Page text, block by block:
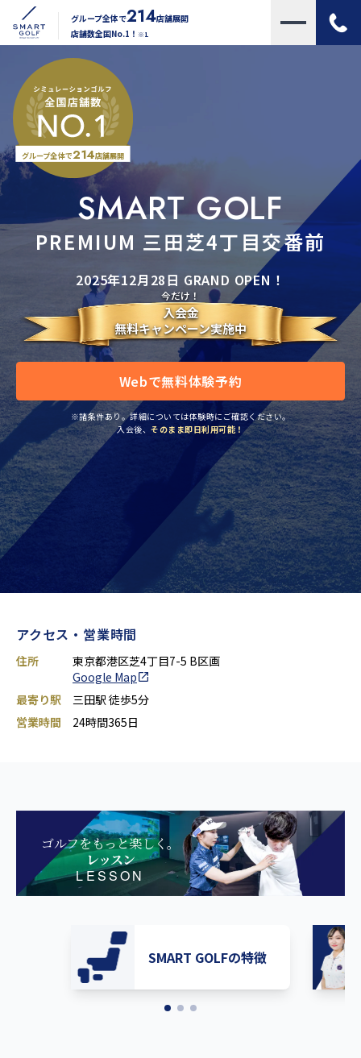
グループ全体で214店舗展開
店舗数全国No.1！ ※1
グループ全体で214店舗展開
SMART GOLF
PREMIUM 三田芝4丁目交番前
2025年12月28日 GRAND OPEN！
今だけ！
入会金
無料キャンペーン実施中
Webで無料体験予約
※諸条件あり。詳細については体験時にご確認ください。
入会後、そのまま即日利用可能！
アクセス・営業時間
住所
東京都港区芝4丁目7-5 B区画
Google Map
最寄り駅
三田駅 徒歩5分
営業時間
24時間365日
ゴルフをもっと楽しく。
レッスン
LESSON
SMART GOLFの特徴